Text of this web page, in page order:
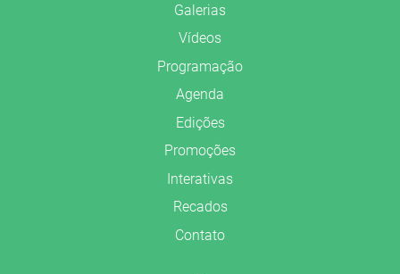
Galerias
Vídeos
Programação
Agenda
Edições
Promoções
Interativas
Recados
Contato